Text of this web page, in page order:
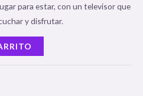
para estar, con un televisor que
y disfrutar.